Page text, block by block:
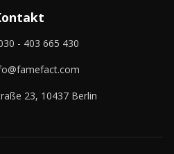
- 403 665 430
23, 10437 Berlin